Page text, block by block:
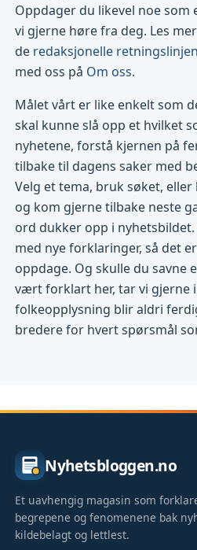
Oppdager du likevel noe
vi gjerne høre fra deg. Les
de redaksjonelle
med oss på Om oss.
Målet vårt er like enkelt som
skal kunne slå opp et hvilket
nyhetene, forstå kjernen på
tilbake til dagens saker med
Velg et tema, bruk søket,
og kom gjerne tilbake neste
ord dukker opp i
med nye forklaringer, så det
oppdage. Og skulle du savne
vært forklart her, tar vi gjerne
folkeopplysning blir aldri
bredere for hvert spørsmål
Nyhetsbloggen.no
Et uavhengig magasin som
begrepene og fenomenene bak
kildebelagt og lettlest.